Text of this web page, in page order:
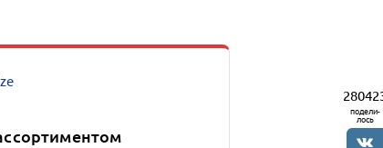
подели-
лось